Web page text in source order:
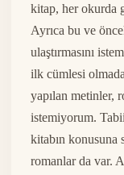
kitap, her okurda
Ayrıca bu ve
ulaştırmasını
ilk cümlesi
yapılan metinler,
istemiyorum.
kitabın konusuna
romanlar da var.